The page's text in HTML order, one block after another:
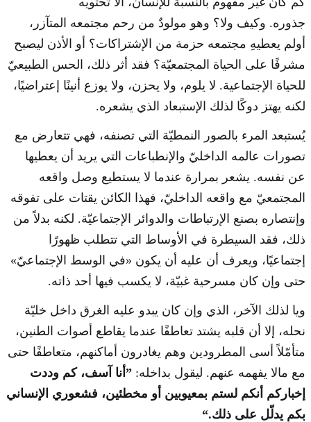
جذوره. وكيف ولا؟ وهو مولودٌ من رحم مجتمعه المتآزر،
أولم يعطيهِ مجتمعه حزمة من الإشتراكات؟ أو الأذن ليصبح
مشرفًا على الحياة المجتمعيّة؟ فقد أثر ذلك، الحس الطبيعيّ
للحياة الإجتماعية. لا يلوم، ولا يحزن، ولا يوزع أنينًا إعتراضيًا،
لكنه يهتز دوكًا لذلك الإستبعاد الذي يشعره.
يُستبعد المرء بالصور النمطيّة التي تصنفه، فهي تتعارض مع
تصورات عالمه الداخليّ والإنطباعات التي يريد أن يعطيها
عن نفسه. يشعر بمرارة عندما لا يستطيع وصل واقعه
المجتمعيّ مع واقعه الداخليّ، فهذا الكائن يقتات على تفوقه
وإنتصاره بصنع الإرتباطات والدوائر الإجتماعيّة. لكنه بدلاً من
ذلك، فقد السيطرة في الأوساط التي تتطلب ظهورًا
إجتماعيًا، ويعرف أن عليه أن يكون «في الوسط الإجتماعيّ»
حتى وإن كان مسرحية غبيّة، لا يكسب فيها أحد ذاته.
ويا لذلك الآخر، الذي وإن كان يبدو عليه الغرق داخل خليّة
نحله، إلا أن قلبه يشتد تعاطفًا عندما يقاطع أصوات الطنين،
متأمّلاً أسى المطرودين وهم يغادرون أماكنهم، متعاطفًا حتى
مع مالا يفهمه عنهم. ليقول بداخله: ”أنا آسف، كم وددت
إخباركم أنكم لستم بمعيوبين أو مخطئين، فشعوري الإنساني
بكم يدلّل على ذلك.“